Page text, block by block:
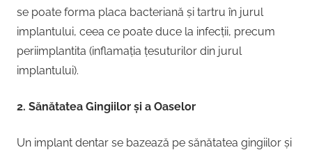
se poate forma placa bacteriană și tartru în jurul
implantului, ceea ce poate duce la infecții, precum
periimplantita (inflamația țesuturilor din jurul
implantului).
2. Sănătatea Gingiilor și a Oaselor
Un implant dentar se bazează pe sănătatea gingiilor și